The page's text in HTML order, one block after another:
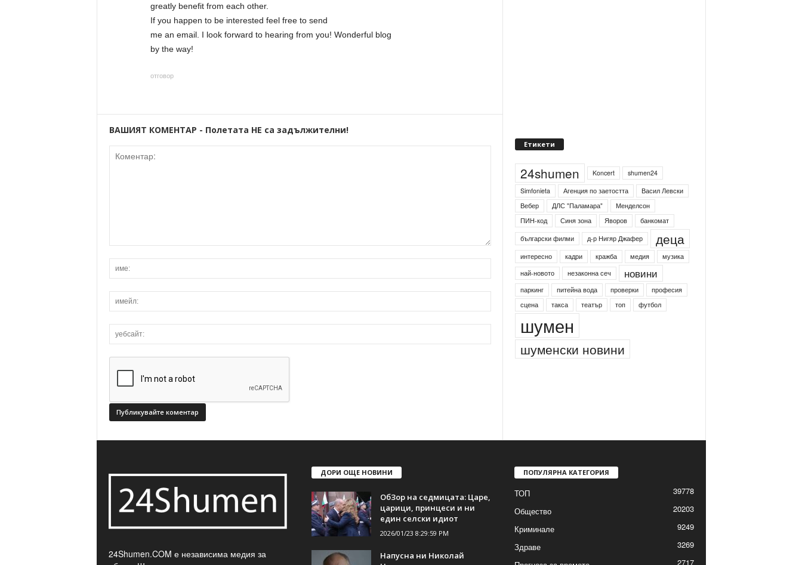
greatly benefit from each other.
If you happen to be interested feel free to send
me an email. I look forward to hearing from you! Wonderful blog
by the way!
отговор
ВАШИЯТ КОМЕНТАР - Полетата НЕ са задължителни!
Етикети
24shumen Koncert
shumen24
Simfonieta
Агенция по заетостта
Васил Левски
Вебер
ДЛС "Паламара"
Менделсон
ПИН-код
Синя зона Яворов
банкомат
български филми
д-р Нигяр Джафер деца
интересно кадри кражба медия
музика
най-новото
незаконна сеч новини
паркинг питейна вода проверки
професия
сцена
такса театър топ футбол
шумен
шуменски новини
24Shumen.COM е независима медия за
ДОРИ ОЩЕ НОВИНИ
ОбЗор на седмицата: Царе,
царици, принцеси и ни
един селски идиот
2026/01/23 8:29:59 PM
Напусна ни Николай
ПОПУЛЯРНА КАТЕГОРИЯ
ТОП
39778
Общество
20203
Криминале
9249
Здраве
3269
2717